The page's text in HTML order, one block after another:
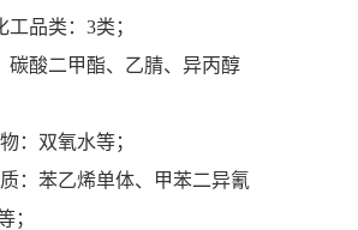
品类：3类；
碳酸二甲酯、乙腈、异丙醇
：双氧水等；
：苯乙烯单体、甲苯二异氰
；